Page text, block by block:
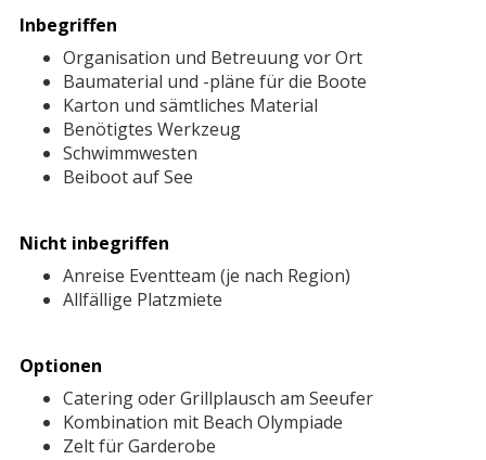
Inbegriffen
Organisation und Betreuung vor Ort
Baumaterial und -pläne für die Boote
Karton und sämtliches Material
Benötigtes Werkzeug
Schwimmwesten
Beiboot auf See
Nicht inbegriffen
Anreise Eventteam (je nach Region)
Allfällige Platzmiete
Optionen
Catering oder Grillplausch am Seeufer
Kombination mit Beach Olympiade
Zelt für Garderobe